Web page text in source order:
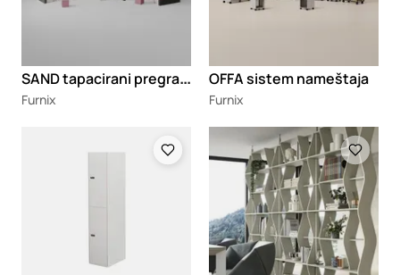
S
AND tapacirani pregradni zidovi
Furnix
OFFA sistem nameštaja
Furnix